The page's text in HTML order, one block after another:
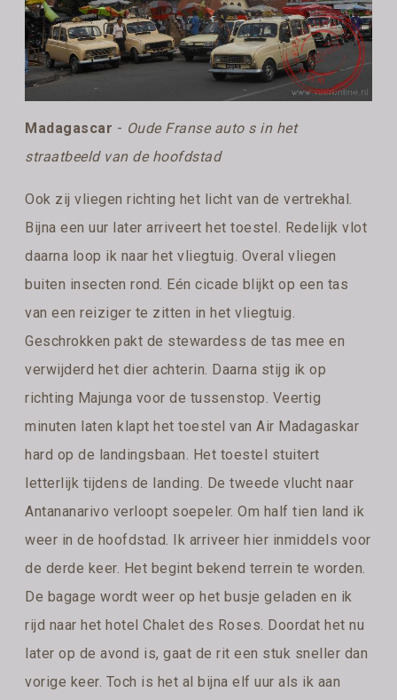
Madagascar - Oude Franse auto s in het
straatbeeld van de hoofdstad
Ook zij vliegen richting het licht van de vertrekhal.
Bijna een uur later arriveert het toestel. Redelijk vlot
daarna loop ik naar het vliegtuig. Overal vliegen
buiten insecten rond. Eén cicade blijkt op een tas
van een reiziger te zitten in het vliegtuig.
Geschrokken pakt de stewardess de tas mee en
verwijderd het dier achterin. Daarna stijg ik op
richting Majunga voor de tussenstop. Veertig
minuten laten klapt het toestel van Air Madagaskar
hard op de landingsbaan. Het toestel stuitert
letterlijk tijdens de landing. De tweede vlucht naar
Antananarivo verloopt soepeler. Om half tien land ik
weer in de hoofdstad. Ik arriveer hier inmiddels voor
de derde keer. Het begint bekend terrein te worden.
De bagage wordt weer op het busje geladen en ik
rijd naar het hotel Chalet des Roses. Doordat het nu
later op de avond is, gaat de rit een stuk sneller dan
vorige keer. Toch is het al bijna elf uur als ik aan